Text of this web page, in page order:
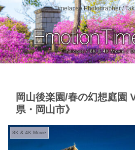
Timelapse Photographer /
岡山後楽園/春の幻想庭園
県・岡山市》
8K & 4K Movie